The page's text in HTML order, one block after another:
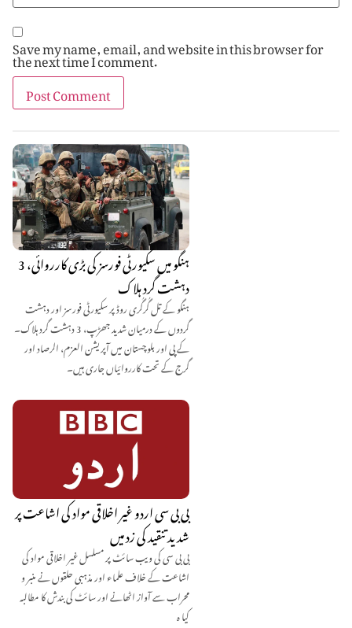
ہنگو میں سکیورٹی فورسز کی بڑی کارروائی، 3
دہشت گرد ہلاک
ہنگو کے تل گُرگُری روڈ پر سکیورٹی فورسز اور دہشت
گردوں کے درمیان شدید جھڑپ، 3 دہشت گرد ہلاک۔
کے پی اور بلوچستان میں آپریشن العزم، الرصاد اور
گرج کے تحت کارروائیاں جاری ہیں۔
بی بی سی اردو غیر اخلاقی مواد کی اشاعت پر
شدید تنقید کی زد میں
بی بی سی کی ویب سائٹ پر مسلسل غیر اخلاقی مواد کی
اشاعت کے خلاف علماء اور مذہبی حلقوں نے منبر و
محراب سے آواز اٹھانے اور سائٹ کی بندش کا مطالبہ
کیا ہ
Save my name, email, and website in this browser for
the next time I comment.